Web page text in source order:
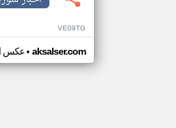
VE09TG
عكس• aksalser.com